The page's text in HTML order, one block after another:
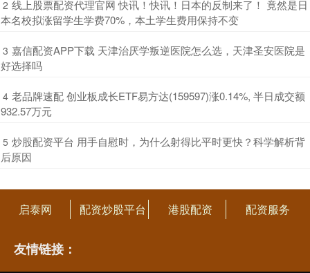
2 ​线上股票配资代理官网 快讯！快讯！日本的反制来了！ 竟然是日
本名校拟涨留学生学费70%，本土学生费用保持不变
3 ​嘉信配资APP下载 天津治厌学叛逆医院怎么选，天津圣安医院是
好选择吗
4 ​老品牌速配 创业板成长ETF易方达(159597)涨0.14%, 半日成交额
932.57万元
5 ​炒股配资平台 用手自慰时，为什么射得比平时更快？科学解析背
后原因
启泰网 配资炒股平台 港股配资 配资服务
友情链接：